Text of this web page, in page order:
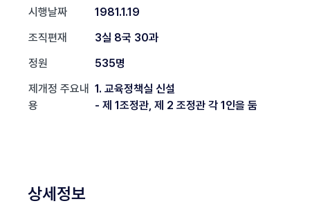
시행날짜
1981.1.19
조직편재
3실 8국 30과
정원
535명
제개정 주요내
용
1. 교육정책실 신설
- 제 1조정관, 제 2 조정관 각 1인을 둠
상세정보